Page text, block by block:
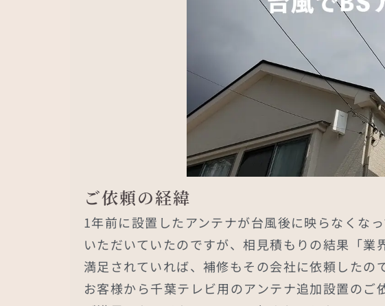
ご依頼の経緯
1年前に設置したアンテナが台風後に映らなくな
いただいていたのですが、相見積もりの結果「
満足されていれば、補修もその会社に依頼した
お客様から千葉テレビ用のアンテナ追加設置の